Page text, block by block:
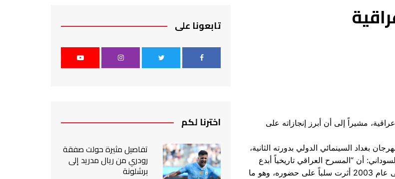
مشيراً إلى أن أبرز إنجازاته على
بغداد السينمائي الدولي بدورته الثانية،
أن “المسرح العراقي تاريخياً أبدع
المسارح العربية، لكن الظروف السياسية والحصار في التسعينيات حتى عام 2003 أثرت سلباً على حضوره، وهو ما
تابعونا على
اخترنا لكم
تفاصيل مثيرة حولت صفقة
رودري من ريال مدريد إلى
برشلونة